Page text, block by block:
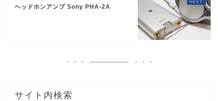
ヘッドホンアンプ Sony PHA-2A
サイト内検索